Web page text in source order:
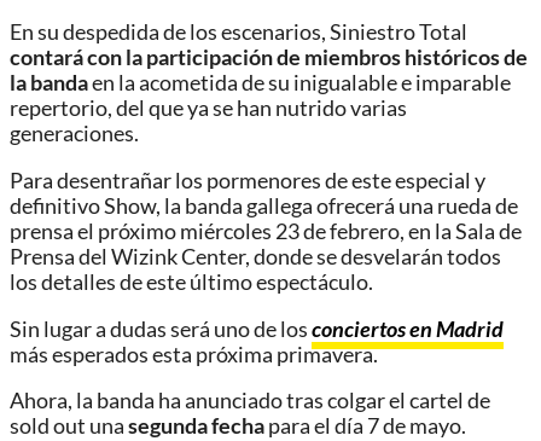
En su despedida de los escenarios, Siniestro Total
contará con la participación de miembros históricos de
la bandaen la acometida de su inigualable e imparable
repertorio, del que ya se han nutrido varias
generaciones.
Para desentrañar los pormenores de este especial y
definitivo Show, la banda gallega ofrecerá una rueda de
prensa el próximo miércoles 23 de febrero, en la Sala de
Prensa del Wizink Center, donde se desvelarán todos
los detalles de este último espectáculo.
Sin lugar a dudas será uno de losconciertos en Madrid
más esperados esta próxima primavera.
Ahora, la banda ha anunciado tras colgar el cartel de
sold out unasegunda fechapara el día 7 de mayo.